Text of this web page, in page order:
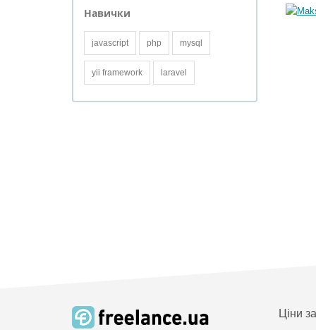
Навички
javascript php mysql
yii framework laravel
Ціни